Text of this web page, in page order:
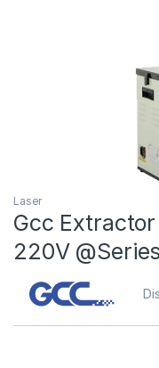
Laser
Gcc
220V